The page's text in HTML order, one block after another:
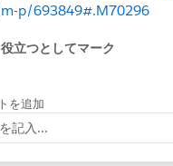
p/693849#.M70296
役立つとしてマーク
を追加
記入...